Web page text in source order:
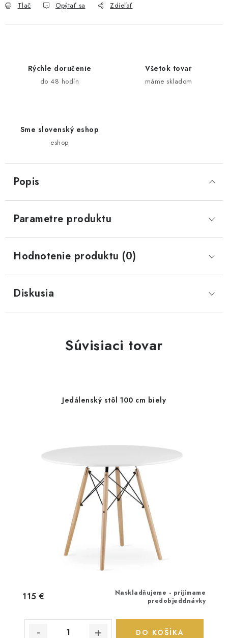
Tlač Opýtať sa Zdieľať
Rýchle doručenie
do 48 hodín
Všetok tovar
máme skladom
Sme slovenský eshop
eshop
Popis
Parametre produktu
Hodnotenie produktu (0)
Diskusia
Súvisiaci tovar
Jedálenský stôl 100 cm biely
Naskladňujeme - prijímame
predobjeddnávky
115 €
DO KOŠÍKA